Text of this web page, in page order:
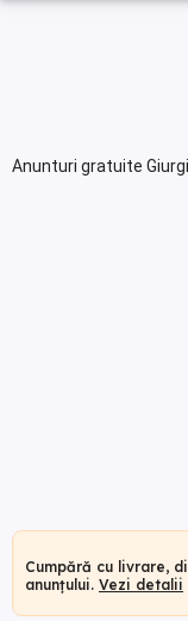
Anunturi gratuite
Cumpără cu livrare,
anunțului. Vezi detalii